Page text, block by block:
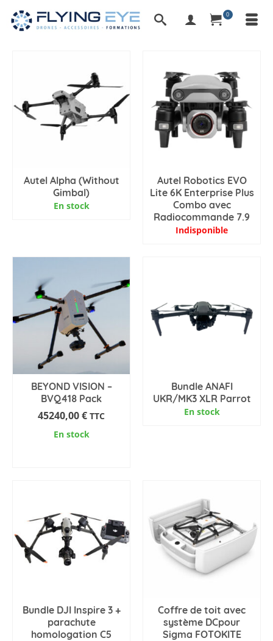
0
Autel Alpha (Without
Gimbal)
En stock
Autel Robotics EVO
Lite 6K Enterprise Plus
Combo avec
Radiocommande 7.9
Indisponible
BEYOND VISION –
BVQ418 Pack
45240,00€ TTC
En stock
Bundle ANAFI
UKR/MK3 XLR Parrot
En stock
Bundle DJI Inspire 3 +
parachute
homologation C5
Coffre de toit avec
système DCpour
Sigma FOTOKITE